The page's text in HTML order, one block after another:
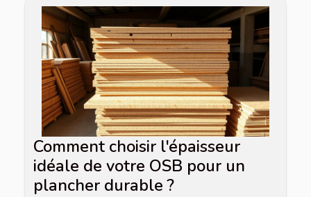
Comment choisir l'épaisseur
idéale de votre OSB pour un
plancher durable ?